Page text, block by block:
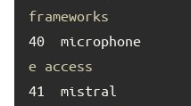
frameworks
e access